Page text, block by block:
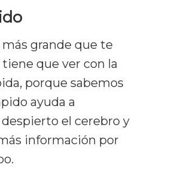
más grande que te
que ver con la
porque sabemos
ayuda a
el cerebro y
información por